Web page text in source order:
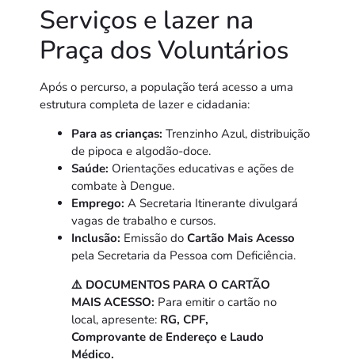
Serviços e lazer na
Praça dos Voluntários
Após o percurso, a população terá acesso a uma
estrutura completa de lazer e cidadania:
Para as crianças: Trenzinho Azul, distribuição
de pipoca e algodão-doce.
Saúde: Orientações educativas e ações de
combate à Dengue.
Emprego: A Secretaria Itinerante divulgará
vagas de trabalho e cursos.
Inclusão: Emissão do Cartão Mais Acesso
pela Secretaria da Pessoa com Deficiência.
⚠️ DOCUMENTOS PARA O CARTÃO
MAIS ACESSO: Para emitir o cartão no
local, apresente: RG, CPF,
Comprovante de Endereço e Laudo
Médico.